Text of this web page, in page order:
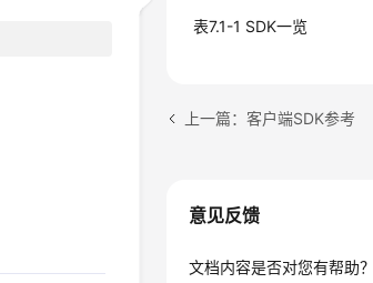
表7.1-1 SDK一览
上一篇：客户端SDK参考
意见反馈
文档内容是否对您有帮助？